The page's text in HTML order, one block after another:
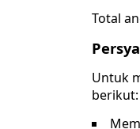
Total
Untuk
berikut: